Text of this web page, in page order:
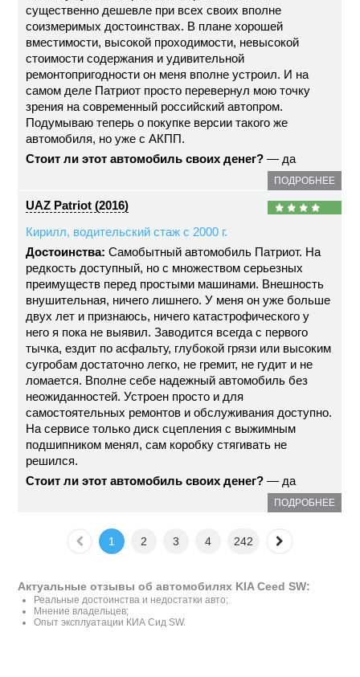
существенно дешевле при всех своих вполне
соизмеримых достоинствах. В плане хорошей
вместимости, высокой проходимости, невысокой
стоимости содержания и удивительной
ремонтопригодности он меня вполне устроил. И на
самом деле Патриот просто перевернул мою точку
зрения на современный российский автопром.
Подумываю теперь о покупке версии такого же
автомобиля, но уже с АКПП.
Стоит ли этот автомобиль своих денег? — да
ПОДРОБНЕЕ
UAZ Patriot (2016)
Кирилл, водительский стаж с 2000 г.
Достоинства: Самобытный автомобиль Патриот. На
редкость доступный, но с множеством серьезных
преимуществ перед простыми машинами. Внешность
внушительная, ничего лишнего. У меня он уже больше
двух лет и признаюсь, ничего катастрофического у
него я пока не выявил. Заводится всегда с первого
тычка, ездит по асфальту, глубокой грязи или высоким
сугробам достаточно легко, не гремит, не гудит и не
ломается. Вполне себе надежный автомобиль без
неожиданностей. Устроен просто и для
самостоятельных ремонтов и обслуживания доступно.
На сервисе только диск сцепления с выжимным
подшипником менял, сам коробку стягивать не
решился.
Стоит ли этот автомобиль своих денег? — да
ПОДРОБНЕЕ
1 2 3 4 242
Актуальные отзывы об автомобилях KIA Ceed SW:
Реальные достоинства и недостатки авто;
Мнение владельцев;
Опыт эксплуатации КИА Сид SW.